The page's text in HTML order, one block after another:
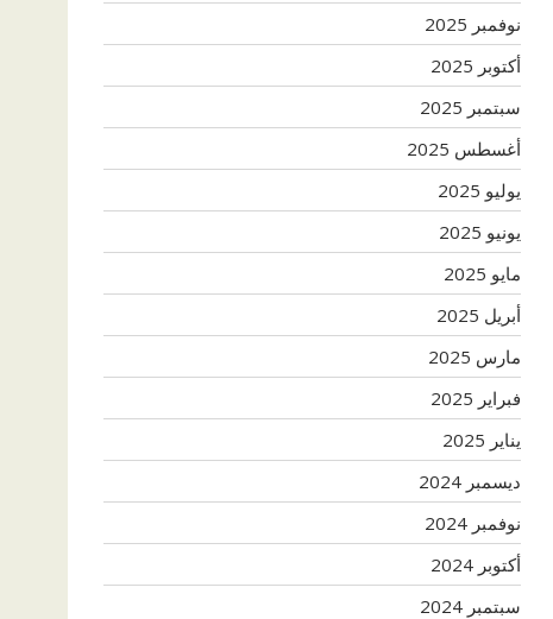
نوفمبر 2025
أكتوبر 2025
سبتمبر 2025
أغسطس 2025
يوليو 2025
يونيو 2025
مايو 2025
أبريل 2025
مارس 2025
فبراير 2025
يناير 2025
ديسمبر 2024
نوفمبر 2024
أكتوبر 2024
سبتمبر 2024